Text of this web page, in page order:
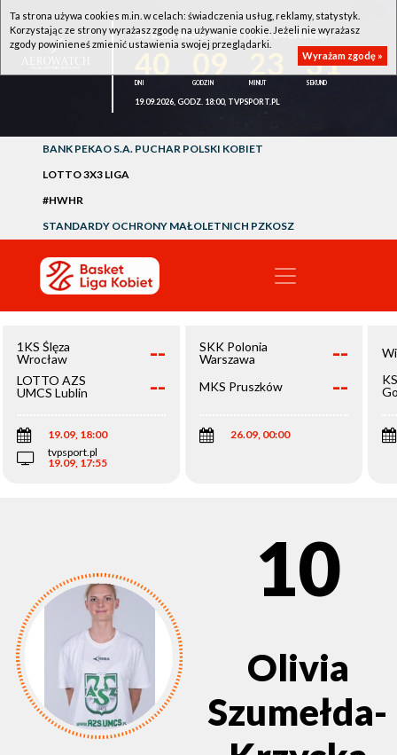
1KS ŚLĘZA WROCŁAW - LOTTO AZS UMCS LUBLIN
31
19.09.2026, GODZ. 18:00, TVPSPORT.PL
BANK PEKAO S.A. PUCHAR POLSKI KOBIET
LOTTO 3X3 LIGA
#HWHR
STANDARDY OCHRONY MAŁOLETNICH PZKOSZ
1KS Ślęza
Wrocław
--
LOTTO AZS
UMCS Lublin
--
19.09, 18:00
tvpsport.pl
19.09, 17:55
SKK Polonia
Warszawa
--
MKS Pruszków --
26.09, 00:00
10
Olivia
Szumełda-
Ta strona używa cookies m.in. w celach: świadczenia usług, reklamy, statystyk.
Korzystając ze strony wyrażasz zgodę na używanie cookie. Jeżeli nie wyrażasz
zgody powinieneś zmienić ustawienia swojej przeglądarki.
Wyrażam zgodę »